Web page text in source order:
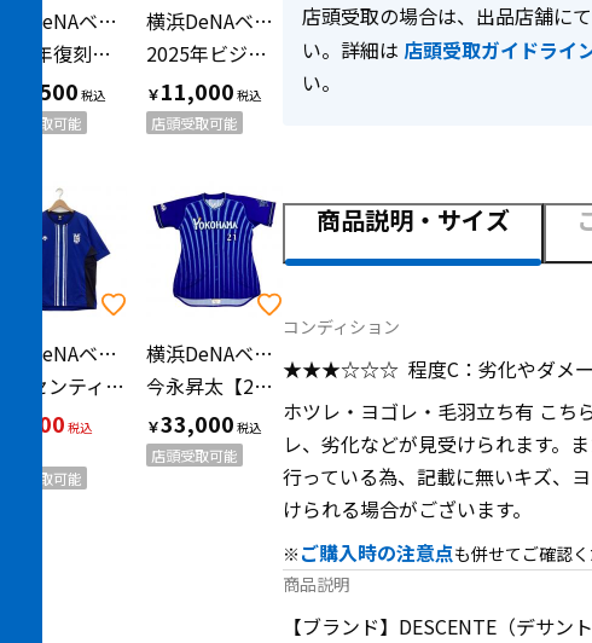
横浜DeNAベイスターズ（ヨコハマディーエヌエーベイスターズ）
1998年復刻ユニフォーム 応援グッズ SIZE L ホワイト×ブルー
16,500
店頭受取可能
横浜DeNAベイスターズ（ヨコハマディーエヌエーベイスターズ）
2025年ビジターユニフォーム 渡会 隆輝【4】
￥11,000
店頭受取可能
横浜DeNAベイスターズ（ヨコハマディーエヌエーベイスターズ）
オーセンティックチームウェア
6,600
店頭受取可能
横浜DeNAベイスターズ（ヨコハマディーエヌエーベイスターズ）
今永昇太【21】2021年ビジター
￥33,000
店頭受取可能
店頭受取の場合は、出品店舗に
い。詳細は 店頭受取ガイドライ
い。
商品説明・サイズ
コンディション
★★★☆☆☆ 程度C：劣化やダメ
ホツレ・ヨゴレ・毛羽立ち有 こち
レ、劣化などが見受けられます。
行っている為、記載に無いキズ、
けられる場合がございます。
※ ご購入時の注意点も併せてご確認く
商品説明
【ブランド】DESCENTE（デサント